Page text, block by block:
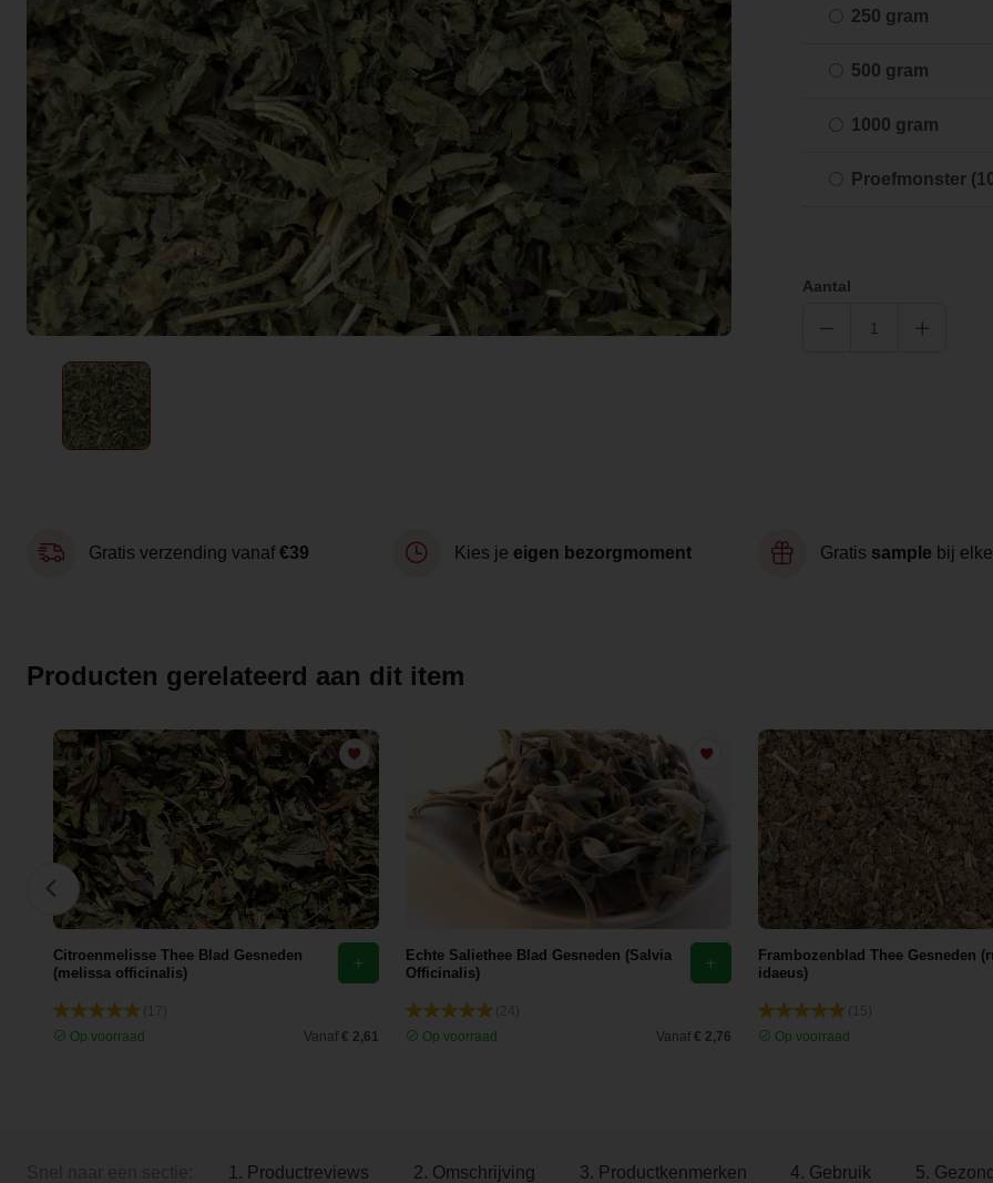
250 gram
500 gram
1000 gram
Proefmonster
Aantal
Gratis verzending vanaf €39 Kies je eigen bezorgmoment Gratis sample bij
Producten gerelateerd aan dit item
Citroenmelisse Thee Blad Gesneden
(melissa officinalis)
Op voorraad
Vanaf € 2,61
Echte Saliethee Blad Gesneden (Salvia
Officinalis)
Op voorraad
Vanaf € 2,76
Frambozenblad Thee Gesneden
idaeus)
Op voorraad
1. Productreviews 2. Omschrijving 3. Productkenmerken 4. Gebruik 5.